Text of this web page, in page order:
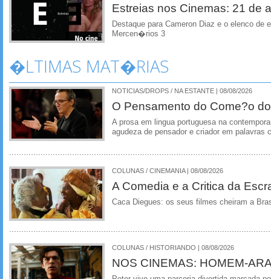
Estreias nos Cinemas: 21 de
Destaque para Cameron Diaz e o elenco
Mercen�rios 3
�LTIMAS MAT�RIAS
NOTICIAS/DROPS / NA ESTANTE | 08/08/2026
O Pensamento do Come?o
A prosa em lingua portuguesa na
agudeza de pensador e criador em palavras
COLUNAS / CINEMANIA | 08/08/2026
A Comedia e a Critica da
Caca Diegues: os seus filmes cheiram a
COLUNAS / HISTORIANDO | 08/08/2026
NOS CINEMAS: HOMEM-